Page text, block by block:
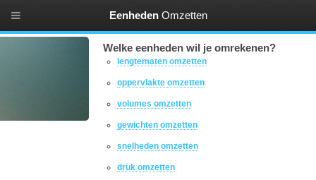
Welke eenheden wil je omrekenen?
lengtematen omzetten
oppervlakte omzetten
volumes omzetten
gewichten omzetten
snelheden omzetten
druk omzetten
Eenheden Omzetten